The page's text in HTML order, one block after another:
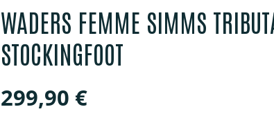
WADERS FEMME SIMMS
STOCKINGFOOT
Prix habituel
299,90 €